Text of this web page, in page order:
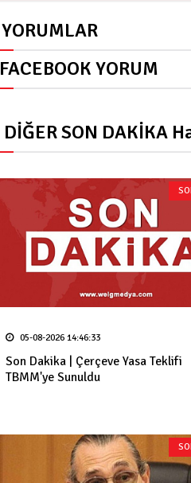
YORUMLAR
FACEBOOK YORUM
DİĞER SON DAKİKA
05-08-2026 14:46:33
Son Dakika | Çerçeve Yasa Teklifi
TBMM'ye Sunuldu